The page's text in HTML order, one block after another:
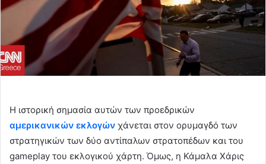
Η ιστορική σημασία αυτών των προεδρικών
αμερικανικών εκλογών χάνεται στον ορυμαγδό των
στρατηγικών των δύο αντίπαλων στρατοπέδων και του
gameplay του εκλογικού χάρτη. Όμως, η Κάμαλα Χάρις